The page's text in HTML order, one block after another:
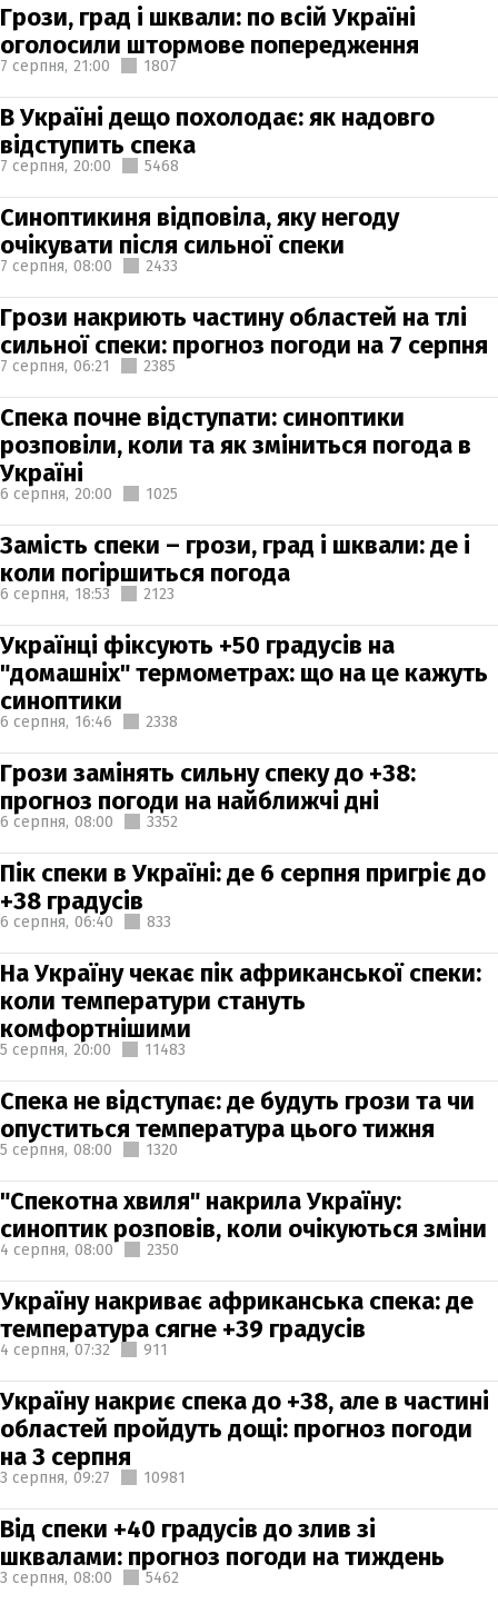
Грози, град і шквали: по всій Україні
оголосили штормове попередження
7 серпня, 21:00 1807
В Україні дещо похолодає: як надовго
відступить спека
7 серпня, 20:00 5468
Синоптикиня відповіла, яку негоду
очікувати після сильної спеки
7 серпня, 08:00 2433
Грози накриють частину областей на тлі
сильної спеки: прогноз погоди на 7 серпня
7 серпня, 06:21 2385
Спека почне відступати: синоптики
розповіли, коли та як зміниться погода в
Україні
6 серпня, 20:00 1025
Замість спеки – грози, град і шквали: де і
коли погіршиться погода
6 серпня, 18:53 2123
Українці фіксують +50 градусів на
"домашніх" термометрах: що на це кажуть
синоптики
6 серпня, 16:46 2338
Грози замінять сильну спеку до +38:
прогноз погоди на найближчі дні
6 серпня, 08:00 3352
Пік спеки в Україні: де 6 серпня пригріє до
+38 градусів
6 серпня, 06:40 833
На Україну чекає пік африканської спеки:
коли температури стануть
комфортнішими
5 серпня, 20:00 11483
Спека не відступає: де будуть грози та чи
опуститься температура цього тижня
5 серпня, 08:00 1320
"Спекотна хвиля" накрила Україну:
синоптик розповів, коли очікуються зміни
4 серпня, 08:00 2350
Україну накриває африканська спека: де
температура сягне +39 градусів
4 серпня, 07:32 911
Україну накриє спека до +38, але в частині
областей пройдуть дощі: прогноз погоди
на 3 серпня
3 серпня, 09:27 10981
Від спеки +40 градусів до злив зі
шквалами: прогноз погоди на тиждень
3 серпня, 08:00 5462